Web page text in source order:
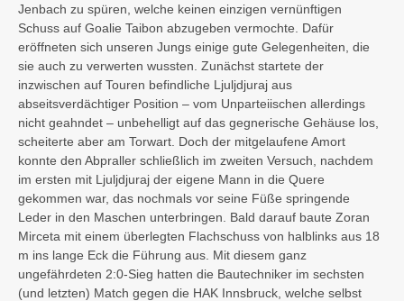
Jenbach zu spüren, welche keinen einzigen vernünftigen
Schuss auf Goalie Taibon abzugeben vermochte. Dafür
eröffneten sich unseren Jungs einige gute Gelegenheiten, die
sie auch zu verwerten wussten. Zunächst startete der
inzwischen auf Touren befindliche Ljuljdjuraj aus
abseitsverdächtiger Position – vom Unparteiischen allerdings
nicht geahndet – unbehelligt auf das gegnerische Gehäuse los,
scheiterte aber am Torwart. Doch der mitgelaufene Amort
konnte den Abpraller schließlich im zweiten Versuch, nachdem
im ersten mit Ljuljdjuraj der eigene Mann in die Quere
gekommen war, das nochmals vor seine Füße springende
Leder in den Maschen unterbringen. Bald darauf baute Zoran
Mirceta mit einem überlegten Flachschuss von halblinks aus 18
m ins lange Eck die Führung aus. Mit diesem ganz
ungefährdeten 2:0-Sieg hatten die Bautechniker im sechsten
(und letzten) Match gegen die HAK Innsbruck, welche selbst